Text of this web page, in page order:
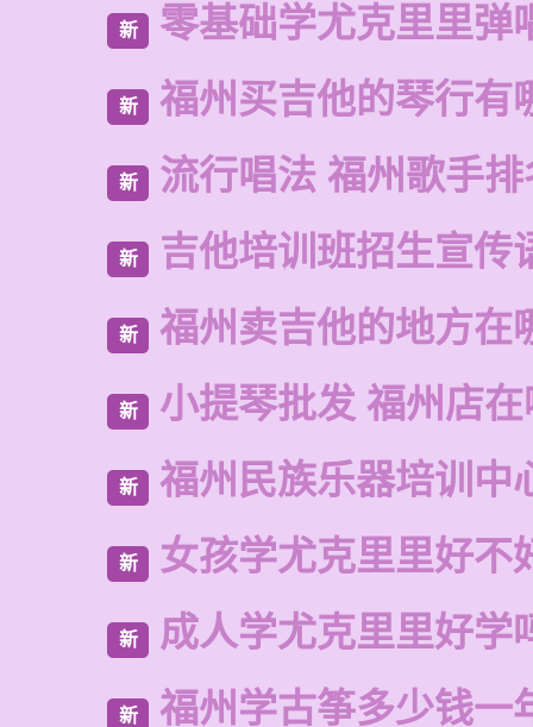
新 零基础学尤克里里弹
新 福州买吉他的琴行有
新 流行唱法 福州歌手
新 吉他培训班招生宣传
新 福州卖吉他的地方在
新 小提琴批发 福州店
新 福州民族乐器培训中
新 女孩学尤克里里好不
新 成人学尤克里里好学
新 福州学古筝多少钱一